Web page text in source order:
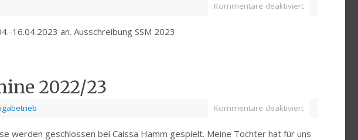
Kommentare deaktiviert
16.04.2023 an. Ausschreibung SSM 2023
2022/23
Kommentare deaktiviert
werden geschlossen bei Caissa Hamm gespielt. Meine Tochter hat für uns